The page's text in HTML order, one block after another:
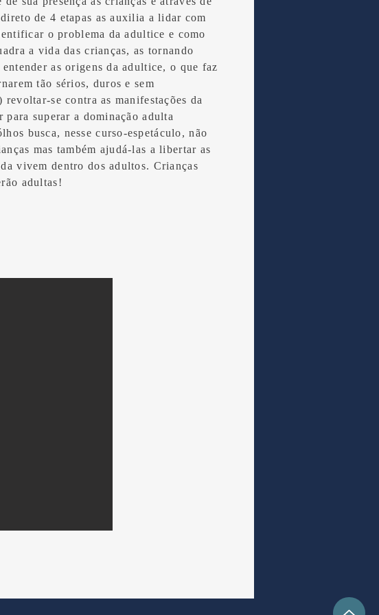
de 4 etapas as auxilia a lidar com
o problema da adultice e como
a vida das crianças, as tornando
as origens da adultice, o que faz
tão sérios, duros e sem
revoltar-se contra as manifestações da
superar a dominação adulta
busca, nesse curso-espetáculo, não
mas também ajudá-las a libertar as
vivem dentro dos adultos. Crianças
adultas!